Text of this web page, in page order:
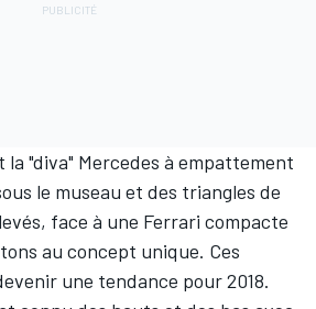
"diva" Mercedes à empattement
le museau et des triangles de
face à une Ferrari compacte
au concept unique. Ces
une tendance pour 2018.